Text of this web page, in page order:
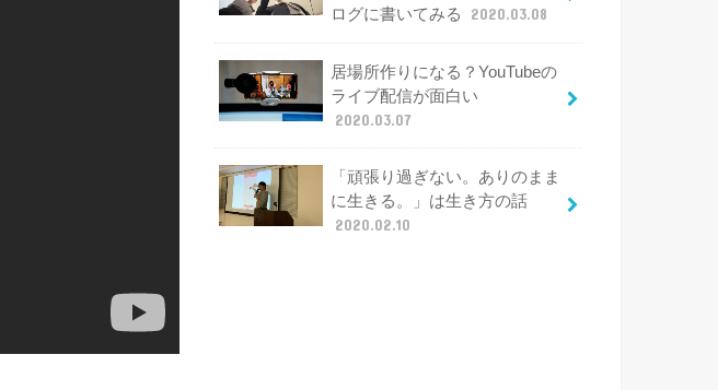
ログに書いてみる
2020.03.08
居場所作りになる？YouTubeの
ライブ配信が面白い
2020.03.07
「頑張り過ぎない。ありのまま
に生きる。」は生き方の話
2020.02.10